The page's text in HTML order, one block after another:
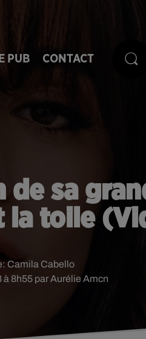
PUB CONTACT
de sa
la toile
à 8h55 par Aurélie Amcn
Camila Cabello